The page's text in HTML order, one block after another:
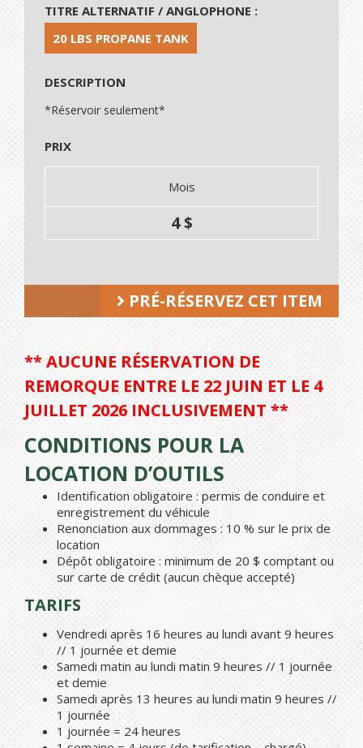
TITRE ALTERNATIF / ANGLOPHONE :
20 LBS PROPANE TANK
DESCRIPTION
*Réservoir seulement*
PRIX
Mois
4 $
PRÉ-RÉSERVEZ CET ITEM
** AUCUNE RÉSERVATION DE
REMORQUE ENTRE LE 22 JUIN ET LE 4
JUILLET 2026 INCLUSIVEMENT **
CONDITIONS POUR LA
LOCATION D’OUTILS
Identification obligatoire : permis de conduire et
enregistrement du véhicule
Renonciation aux dommages : 10 % sur le prix de
location
Dépôt obligatoire : minimum de 20 $ comptant ou
sur carte de crédit (aucun chèque accepté)
TARIFS
Vendredi après 16 heures au lundi avant 9 heures
// 1 journée et demie
Samedi matin au lundi matin 9 heures // 1 journée
et demie
Samedi après 13 heures au lundi matin 9 heures //
1 journée
1 journée = 24 heures